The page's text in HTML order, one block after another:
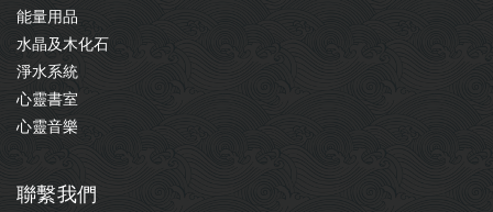
能量用品
水晶及木化石
淨水系統
心靈書室
心靈音樂
聯繫我們